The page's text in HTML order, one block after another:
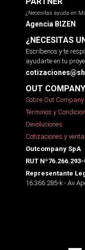
¿Necesitas ayuda en
Agencia BIZEN
¿NECESITAS
Escríbenos y te
ayudarte en tu
OUT COMPANY
Sobre Out Company
Términos y
Devoluciones
Cotizaciones y
Outcompany SpA
RUT
Representante
16.366.285-k - Av